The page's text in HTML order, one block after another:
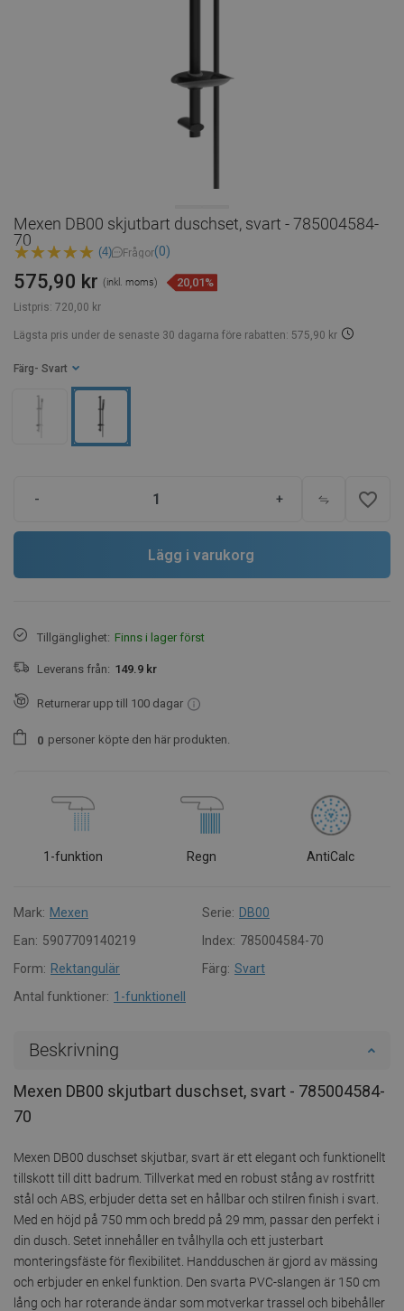
Mexen DB00 skjutbart duschset, svart - 785004584-
70
(4) Frågor(0)
Listpris: 720,00 kr
575,90 kr (inkl. moms) 20,01%
Lägsta pris under de senaste 30 dagarna före rabatten: 575,90 kr
Färg - Svart
- + favorite_border
Lägg i varukorg
Tillgänglighet: Finns i lager först
Leverans från: 149.9 kr
Returnerar upp till 100 dagar
0 personer köpte den här produkten.
1-funktion Regn AntiCalc
Mark: Mexen Serie: DB00
Ean: 5907709140219 Index: 785004584-70
Form: Rektangulär Färg: Svart
Antal funktioner: 1-funktionell
Beskrivning
Mexen DB00 skjutbart duschset, svart - 785004584-
70
Mexen DB00 duschset skjutbar, svart är ett elegant och funktionellt
tillskott till ditt badrum. Tillverkat med en robust stång av rostfritt
stål och ABS, erbjuder detta set en hållbar och stilren finish i svart.
Med en höjd på 750 mm och bredd på 29 mm, passar den perfekt i
din dusch. Setet innehåller en tvålhylla och ett justerbart
monteringsfäste för flexibilitet. Handduschen är gjord av mässing
och erbjuder en enkel funktion. Den svarta PVC-slangen är 150 cm
lång och har roterande ändar som motverkar trassel och bibehåller